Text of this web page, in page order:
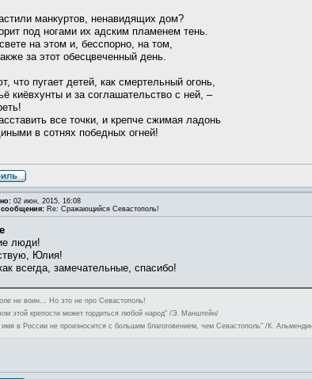
манкуртов, ненавидящих дом?
под ногами их адским пламенем тень.
на этом и, бесспорно, на том,
за этот обесцвеченный день.
что пугает детей, как смертельный огонь,
киёвхунты и за соглашательство с ней, –
все точки, и крепче сжимая ладонь
в сотнях победных огней!
02 июн, 2015, 16:08
Re: Сражающийся Севастополь!
люди!
Юлия!
всегда, замечательные, спасибо!
не воин... Но это не про Севастополь!
этой крепости может гордиться любой народ" /Э. Манштейн/
в России не произносится с большим благоговением, чем Севастополь" /К.